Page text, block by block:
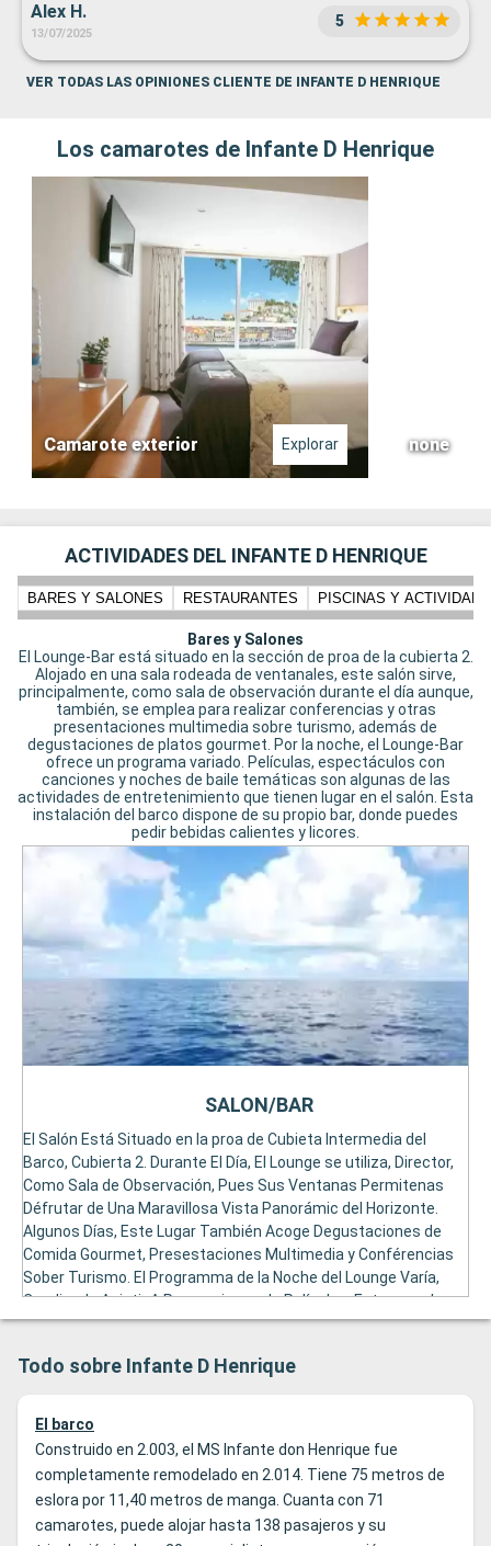
Alex H.
13/07/2025
5
VER TODAS LAS OPINIONES CLIENTE DE INFANTE D HENRIQUE
Los camarotes de Infante D Henrique
Camarote exterior Explorar none
ACTIVIDADES DEL INFANTE D HENRIQUE
BARES Y SALONES RESTAURANTES PISCINAS Y
Bares y Salones
El Lounge-Bar está situado en la sección de proa de la cubierta 2.
Alojado en una sala rodeada de ventanales, este salón sirve,
principalmente, como sala de observación durante el día aunque,
también, se emplea para realizar conferencias y otras
presentaciones multimedia sobre turismo, además de
degustaciones de platos gourmet. Por la noche, el Lounge-Bar
ofrece un programa variado. Películas, espectáculos con
canciones y noches de baile temáticas son algunas de las
actividades de entretenimiento que tienen lugar en el salón. Esta
instalación del barco dispone de su propio bar, donde puedes
pedir bebidas calientes y licores.
El Salón Está Situado en la proa de Cubieta Intermedia del
Barco, Cubierta 2. Durante El Día, El Lounge se utiliza, Director,
Como Sala de Observación, Pues Sus Ventanas Permitenas
Défrutar de Una Maravillosa Vista Panorámic del Horizonte.
Algunos Días, Este Lugar También Acoge Degustaciones de
Comida Gourmet, Presestaciones Multimedia y Conférencias
Sober Turismo. El Programma de la Noche del Lounge Varía,
Coudiendo Asistir A Proyecciones de Películas, Estecanculos
de Danza y Canto, Bailes Temficos, ... The Zona del Bar, Con Su
Lunge.
SALON/BAR
Todo sobre Infante D Henrique
El barco
Construido en 2.003, el MS Infante don Henrique fue
completamente remodelado en 2.014. Tiene 75 metros de
eslora por 11,40 metros de manga. Cuanta con 71
camarotes, puede alojar hasta 138 pasajeros y su